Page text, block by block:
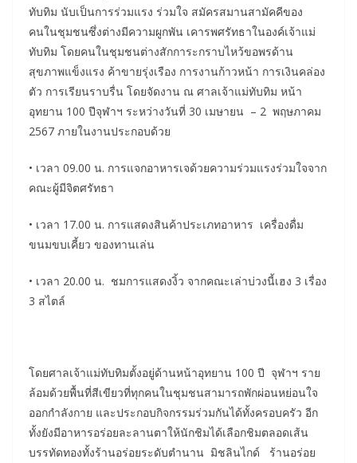
ทับทิม นับเป็นการร่วมแรง ร่วมใจ สมัครสมานสามัคคีของ
คนในชุมชนซึ่งต่างมีความผูกพัน เคารพศรัทธาในองค์เจ้าแม่
ทับทิม โดยคนในชุมชนต่างสักการะกราบไหว้ขอพรด้าน
สุขภาพแข็งแรง ค้าขายรุ่งเรือง การงานก้าวหน้า การเงินคล่อง
ตัว การเรียนราบรื่น โดยจัดงาน ณ ศาลเจ้าแม่ทับทิม หน้า
อุทยาน 100 ปีจุฬาฯ ระหว่างวันที่ 30 เมษายน – 2 พฤษภาคม
2567 ภายในงานประกอบด้วย
• เวลา 09.00 น. การแจกอาหารเจด้วยความร่วมแรงร่วมใจจาก
คณะผู้มีจิตศรัทธา
• เวลา 17.00 น. การแสดงสินค้าประเภทอาหาร เครื่องดื่ม
ขนมขบเคี้ยว ของทานเล่น
• เวลา 20.00 น. ชมการแสดงงิ้ว จากคณะเล่าบ่วงนี้เฮง 3 เรื่อง
3 สไตล์
โดยศาลเจ้าแม่ทับทิมตั้งอยู่ด้านหน้าอุทยาน 100 ปี จุฬาฯ ราย
ล้อมด้วยพื้นที่สีเขียวที่ทุกคนในชุมชนสามารถพักผ่อนหย่อนใจ
ออกกำลังกาย และประกอบกิจกรรมร่วมกันได้ทั้งครอบครัว อีก
ทั้งยังมีอาหารอร่อยละลานตาให้นักชิมได้เลือกชิมตลอดเส้น
บรรทัดทองทั้งร้านอร่อยระดับตำนาน มิชลินไกด์ ร้านอร่อย